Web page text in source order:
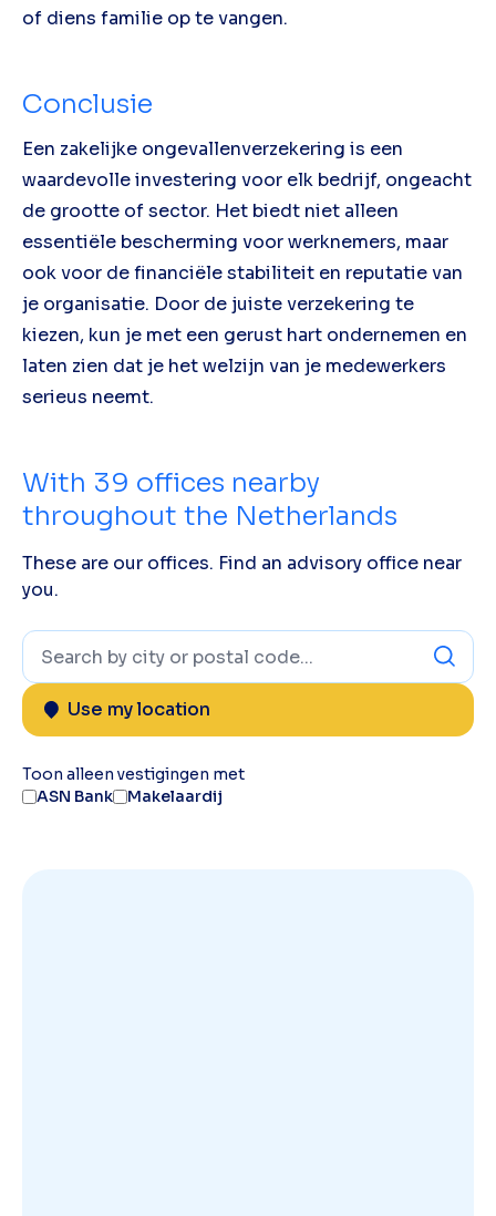
of diens familie op te vangen.
Conclusie
Een zakelijke ongevallenverzekering is een
waardevolle investering voor elk bedrijf, ongeacht
de grootte of sector. Het biedt niet alleen
essentiële bescherming voor werknemers, maar
ook voor de financiële stabiliteit en reputatie van
je organisatie. Door de juiste verzekering te
kiezen, kun je met een gerust hart ondernemen en
laten zien dat je het welzijn van je medewerkers
serieus neemt.
With 39 offices nearby
throughout the Netherlands
These are our offices. Find an advisory office near
you.
Use my location
Toon alleen vestigingen met
ASN Bank
Makelaardij